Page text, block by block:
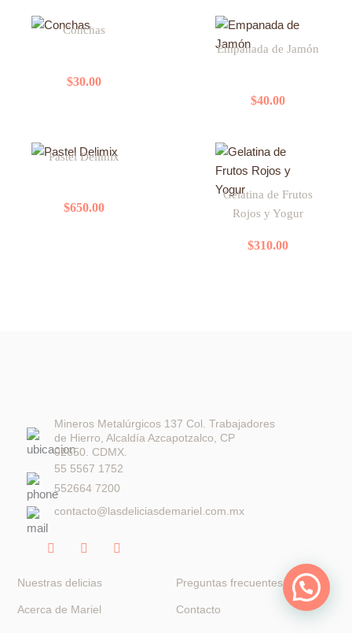
Conchas
$30.00
producto
variantes.
se
pueden
Empanada de Jamón
$40.00
Pastel Delimix
$650.00
Gelatina de Frutos
Rojos y Yogur
$310.00
Mineros Metalúrgicos 137 Col. Trabajadores
de Hierro, Alcaldía Azcapotzalco, CP
02650. CDMX.
55 5567 1752
552664 7200
contacto@lasdeliciasdemariel.com.mx
a
b
o
n
a
r
h
Nuestras delicias
Acerca de Mariel
Preguntas frecuentes
Contacto